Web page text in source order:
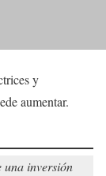
y
aumentar.
una inversión